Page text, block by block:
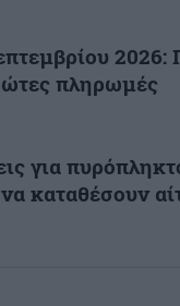
2026:
πληρωμές
για
καταθέσουν